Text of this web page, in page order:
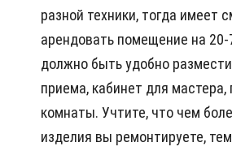
разной техники, тогда имеет
арендовать помещение на
должно быть удобно
приема, кабинет для
комнаты. Учтите, что чем
изделия вы ремонтируете,